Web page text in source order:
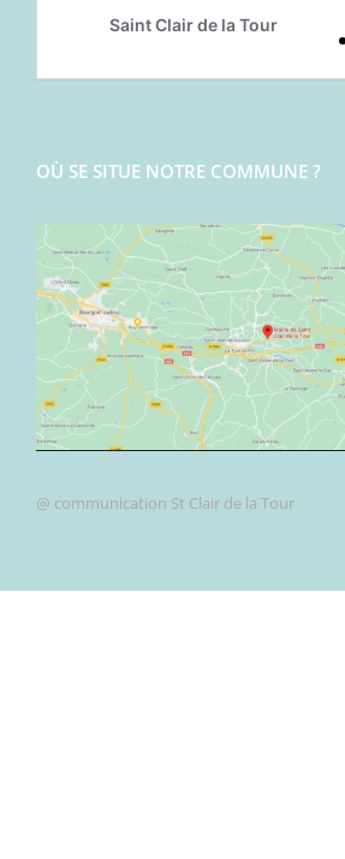
OÙ SE SITUE NOTRE COMMUNE ?
@ communication St Clair de la Tour